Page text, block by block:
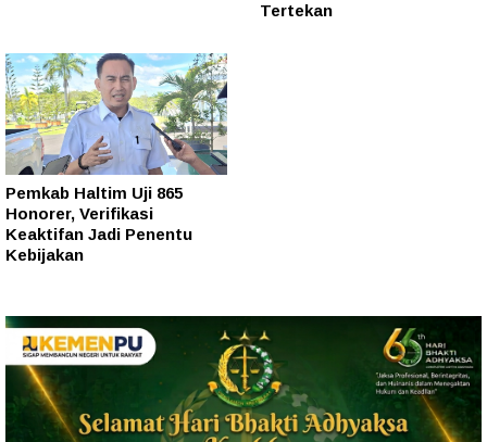
Tertekan
Pemkab Haltim Uji 865
Honorer, Verifikasi
Keaktifan Jadi Penentu
Kebijakan